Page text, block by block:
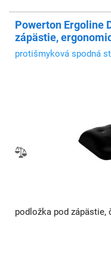
Powerton Ergoline
zápästie,
protišmyková spodná
podložka pod zápästie,